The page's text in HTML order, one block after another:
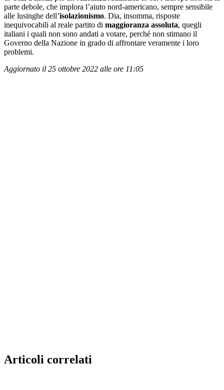
parte debole, che implora l’aiuto nord-americano, sempre sensibile
alle lusinghe dell’isolazionismo. Dia, insomma, risposte
inequivocabili al reale partito di maggioranza assoluta, quegli
italiani i quali non sono andati a votare, perché non stimano il
Governo della Nazione in grado di affrontare veramente i loro
problemi.
Aggiornato il 25 ottobre 2022 alle ore 11:05
Articoli correlati